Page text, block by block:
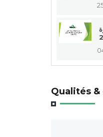
Qualités